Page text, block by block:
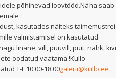
põhinevad loovtööd.Näha saab
:
kasutades näiteks taimemustreid ja
valmistamisel on kasutatud
linane, vill, puuvill, puit, nahk, kivi,
oodatud vaatama !Kullo
T-L 10.00-18.00galerii@kullo.ee